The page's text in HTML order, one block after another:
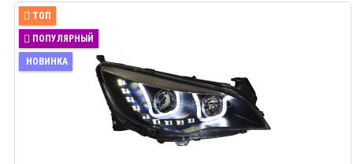
ТОП
ПОПУЛЯРНЫЙ
НОВИНКА